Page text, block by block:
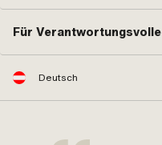
Für Verantwortungsvolle
Deutsch